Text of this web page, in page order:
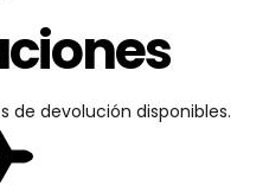
de devolución disponibles.